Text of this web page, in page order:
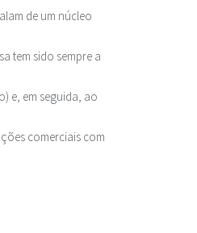
de um núcleo
tem sido sempre a
e, em seguida, ao
comerciais com